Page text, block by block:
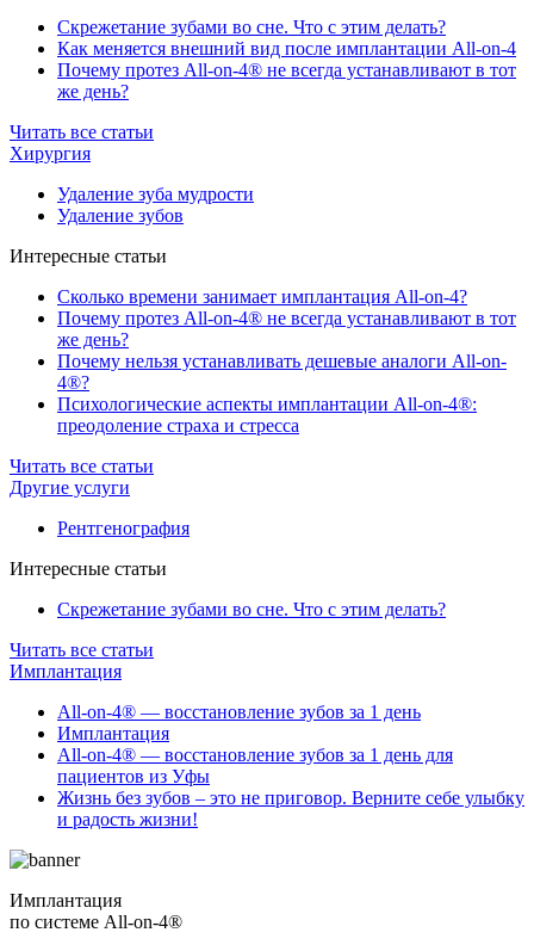
Скрежетание зубами во сне. Что с этим делать?
Как меняется внешний вид после имплантации All-on-4
Почему протез All-on-4® не всегда устанавливают в тот
же день?
Читать все статьи
Хирургия
Удаление зуба мудрости
Удаление зубов
Интересные статьи
Сколько времени занимает имплантация All-on-4?
Почему протез All-on-4® не всегда устанавливают в тот
же день?
Почему нельзя устанавливать дешевые аналоги All-on-
4®?
Психологические аспекты имплантации All-on-4®:
преодоление страха и стресса
Читать все статьи
Другие услуги
Рентгенография
Интересные статьи
Скрежетание зубами во сне. Что с этим делать?
Читать все статьи
Имплантация
All-on-4® — восстановление зубов за 1 день
Имплантация
All-on-4® — восстановление зубов за 1 день для
пациентов из Уфы
Жизнь без зубов – это не приговор. Верните себе улыбку
и радость жизни!
Имплантация
по системе All-on-4®